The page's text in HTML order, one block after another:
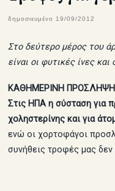
δημοσιευμένο 19/09/2012
Στο δεύτερο μέρος του
είναι οι φυτικές ίνες
ΚΑΘΗΜΕΡΙΝΗ
Στις ΗΠΑ η σύσταση για
χοληστερίνης και για
ενώ οι χορτοφάγοι
συνήθεις τροφές μας δεν